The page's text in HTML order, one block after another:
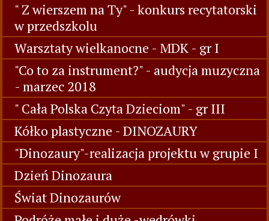
" Z wierszem na Ty" - konkurs recytatorski
w przedszkolu
Warsztaty wielkanocne - MDK - gr I
"Co to za instrument?" - audycja muzyczna
- marzec 2018
" Cała Polska Czyta Dzieciom" - gr III
Kółko plastyczne - DINOZAURY
"Dinozaury"-realizacja projektu w grupie I
Dzień Dinozaura
Świat Dinozaurów